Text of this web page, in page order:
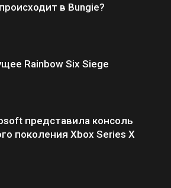
в Bungie?
Rainbow Six Siege
представила консоль
поколения Xbox Series X